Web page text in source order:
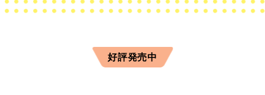
好評発売中